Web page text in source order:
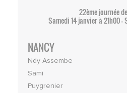
22ème journée
Samedi 14 janvier à 21h00
NANCY
Ndy Assembe
Sami
Puygrenier